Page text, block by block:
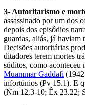
3- Autoritarismo e
assassinado por um dos
depois dos episódios
guardas, aliás, já haviam
Decisões autoritárias
ditadores terem mortes
súditos, como aconteceu
Muammar Gaddafi
infortúnios (Pv 15.1). E
(Nm 12.3-10; Êx 23.22;